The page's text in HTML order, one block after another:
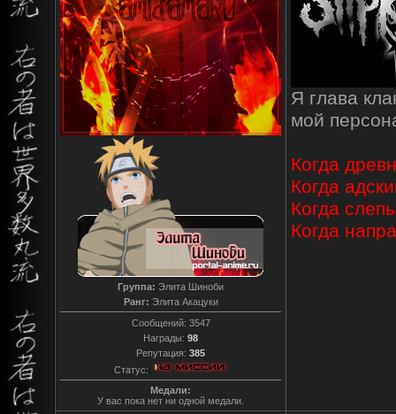
Группа: Элита Шиноби
Ранг: Элита Акацуки
Сообщений: 3547
Награды: 98
Репутация: 385
Статус:
Медали:
У вас пока нет ни одной медали.
Я глава
мой
Когда
Когда
Когда
Когда